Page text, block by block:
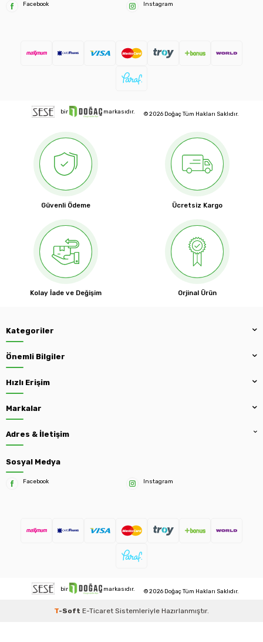
Facebook Instagram
bir markasıdır. © 2026 Doğaç Tüm Hakları Saklıdır.
Güvenli Ödeme Ücretsiz Kargo
Kolay İade ve Değişim Orjinal Ürün
Kategoriler
Önemli Bilgiler
Hızlı Erişim
Markalar
Adres & İletişim
Sosyal Medya
Facebook Instagram
bir markasıdır. © 2026 Doğaç Tüm Hakları Saklıdır.
T-Soft E-Ticaret Sistemleriyle Hazırlanmıştır.